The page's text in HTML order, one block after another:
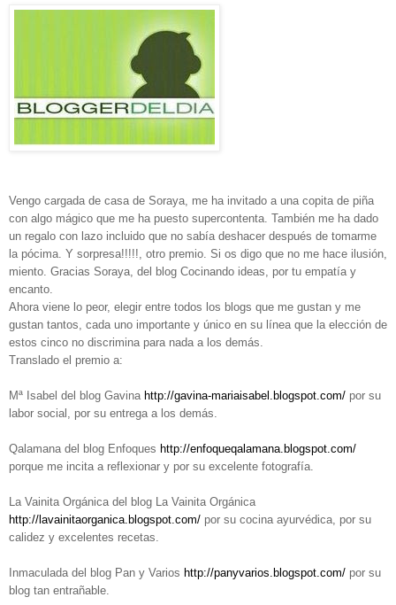
Vengo cargada de casa de Soraya, me ha invitado a una copita de piña
con algo mágico que me ha puesto supercontenta. También me ha dado
un regalo con lazo incluido que no sabía deshacer después de tomarme
la pócima. Y sorpresa!!!!!, otro premio. Si os digo que no me hace ilusión,
miento. Gracias Soraya, del blog Cocinando ideas, por tu empatía y
encanto.
Ahora viene lo peor, elegir entre todos los blogs que me gustan y me
gustan tantos, cada uno importante y único en su línea que la elección de
estos cinco no discrimina para nada a los demás.
Translado el premio a:
Mª Isabel del blog Gavina http://gavina-mariaisabel.blogspot.com/ por su
labor social, por su entrega a los demás.
Qalamana del blog Enfoques http://enfoqueqalamana.blogspot.com/
porque me incita a reflexionar y por su excelente fotografía.
La Vainita Orgánica del blog La Vainita Orgánica
http://lavainitaorganica.blogspot.com/ por su cocina ayurvédica, por su
calidez y excelentes recetas.
Inmaculada del blog Pan y Varios http://panyvarios.blogspot.com/ por su
blog tan entrañable.